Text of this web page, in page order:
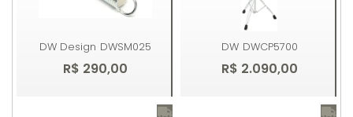
DW Design DWSM025
R$ 290,00
DW DWCP5700
R$ 2.090,00